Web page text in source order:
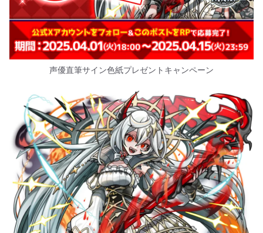
声優直筆サイン色紙プレゼントキャンペーン